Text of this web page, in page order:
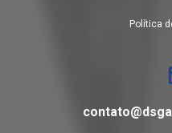
Política